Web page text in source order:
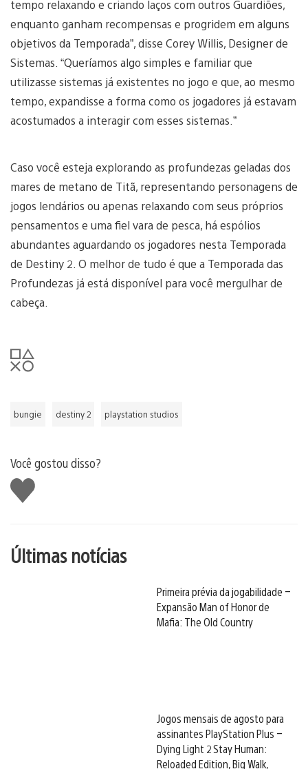
tempo relaxando e criando laços com outros Guardiões,
enquanto ganham recompensas e progridem em alguns
objetivos da Temporada”, disse Corey Willis, Designer de
Sistemas. “Queríamos algo simples e familiar que
utilizasse sistemas já existentes no jogo e que, ao mesmo
tempo, expandisse a forma como os jogadores já estavam
acostumados a interagir com esses sistemas.”
Caso você esteja explorando as profundezas geladas dos
mares de metano de Titã, representando personagens de
jogos lendários ou apenas relaxando com seus próprios
pensamentos e uma fiel vara de pesca, há espólios
abundantes aguardando os jogadores nesta Temporada
de Destiny 2. O melhor de tudo é que a Temporada das
Profundezas já está disponível para você mergulhar de
cabeça.
bungie destiny 2 playstation studios
Você gostou disso?
Curtir
Últimas notícias
Primeira prévia da jogabilidade –
Expansão Man of Honor de
Mafia: The Old Country
Jogos mensais de agosto para
assinantes PlayStation Plus –
Dying Light 2 Stay Human:
Reloaded Edition, Big Walk,